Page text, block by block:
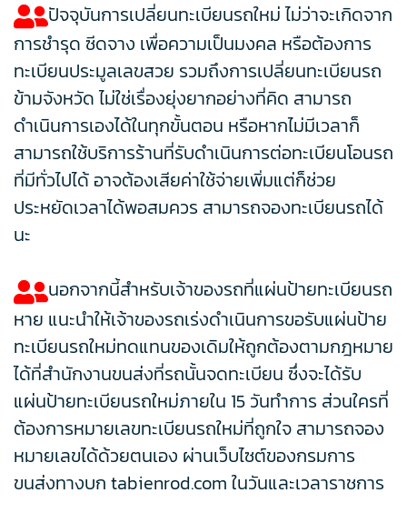
ปัจจุบันการเปลี่ยนทะเบียนรถใหม่ ไม่ว่าจะเกิดจาก
การชำรุด ซีดจาง เพื่อความเป็นมงคล หรือต้องการ
ทะเบียนประมูลเลขสวย รวมถึงการเปลี่ยนทะเบียนรถ
ข้ามจังหวัด ไม่ใช่เรื่องยุ่งยากอย่างที่คิด สามารถ
ดำเนินการเองได้ในทุกขั้นตอน หรือหากไม่มีเวลาก็
สามารถใช้บริการร้านที่รับดำเนินการต่อทะเบียนโอนรถ
ที่มีทั่วไปได้ อาจต้องเสียค่าใช้จ่ายเพิ่มแต่ก็ช่วย
ประหยัดเวลาได้พอสมควร สามารถจองทะเบียนรถได้
นะ
นอกจากนี้สำหรับเจ้าของรถที่แผ่นป้ายทะเบียนรถ
หาย แนะนำให้เจ้าของรถเร่งดำเนินการขอรับแผ่นป้าย
ทะเบียนรถใหม่ทดแทนของเดิมให้ถูกต้องตามกฎหมาย
ได้ที่สำนักงานขนส่งที่รถนั้นจดทะเบียน ซึ่งจะได้รับ
แผ่นป้ายทะเบียนรถใหม่ภายใน 15 วันทำการ ส่วนใครที่
ต้องการหมายเลขทะเบียนรถใหม่ที่ถูกใจ สามารถจอง
หมายเลขได้ด้วยตนเอง ผ่านเว็บไซต์ของกรมการ
ขนส่งทางบก tabienrod.com ในวันและเวลาราชการ